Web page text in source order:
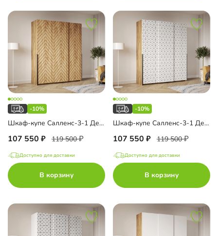
-10%
Шкаф-купе Салленс-3-1 Декор 1
107 550 119 500
Доступно для доставки
В корзину
-10%
Шкаф-купе Салленс-3-1 Декор 2
107 550 119 500
Доступно для доставки
В корзину